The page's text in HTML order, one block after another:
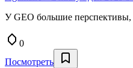
У GEO большие перспективы,
0
Посмотреть